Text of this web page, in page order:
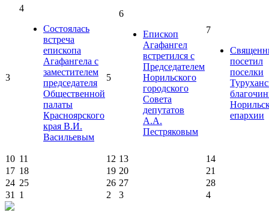
3
4
Состоялась
встреча
епископа
Агафангела с
заместителем
председателя
Общественной
палаты
Красноярского
края В.И.
Васильевым
5
6
Епископ
Агафангел
встретился с
Председателем
Норильского
городского
Совета
депутатов
А.А.
Пестряковым
7
посетил
поселки
епархии
10 11 12 13
14
17 18 19 20
21
24 25 26 27
28
31 1 2 3 4